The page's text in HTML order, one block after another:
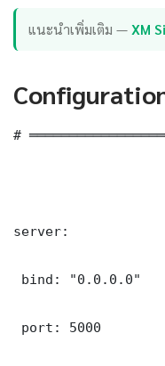
แนะนำเพิ่มเติม —XM
#
server:
bind: "0.0.0.0"
port: 5000